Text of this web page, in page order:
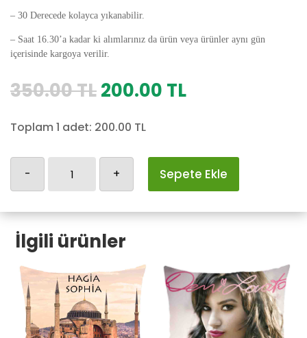
– 30 Derecede kolayca yıkanabilir.
– Saat 16.30’a kadar ki alımlarınız da ürün veya ürünler aynı gün
içerisinde kargoya verilir.
350.00TLOrijinal
350.00 TL.
200.00 TLŞu
Toplam 1 adet: 200.00 TL
-
adet
+ Sepete Ekle
İlgili ürünler